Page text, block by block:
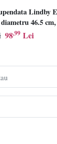
Lindby
46.5 cm,
E27
98,99 Lei